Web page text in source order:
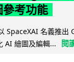
考功能
SpaceXAI 名義推出
AI 繪圖及編輯...
閱